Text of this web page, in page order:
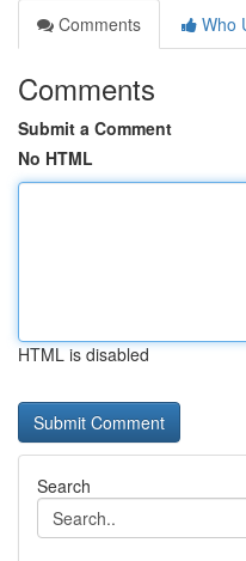
Comments
Who
Comments
Submit a Comment
No HTML
HTML is disabled
Search